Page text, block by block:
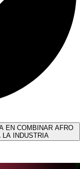
EN COMBINAR AFRO
LA INDUSTRIA